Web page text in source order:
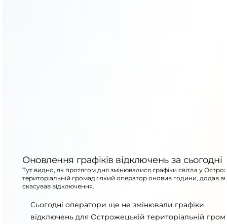
Оновлення графіків відключень за сьогодні
Тут видно, як протягом дня змінювалися графіки світла у
територіальній громаді: який оператор оновив години, додав
скасував відключення.
Сьогодні оператори ще не змінювали графіки
відключень для Острожецькій територіальній